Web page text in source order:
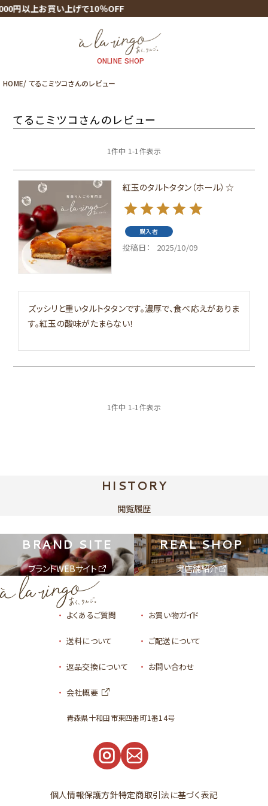
円以上お買い上げで10％OFF
ONLINE SHOP
HOME てるこミツコさんのレビュー
てるこミツコさんのレビュー
1件中 1-1件表示
紅玉のタルトタタン（ホール）☆
購入者
投稿日 2025/10/09
ズッシリと重いタルトタタンです。濃厚で、食べ応えがありま
す。紅玉の酸味がたまらない！
1件中 1-1 件表示
HISTORY
閲覧履歴
BRAND SITE
ブランドWEBサイト
REAL SHOP
実店舗紹介
よくあるご質問 お買い物ガイド
送料について ご配送について
返品交換について お問い合わせ
会社概要
青森県十和田市東四番町1番14号
個人情報保護方針特定商取引法に基づく表記